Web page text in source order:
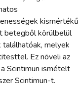
kismértékű
betegből körülbelül
melyek
Ez növeli az
Scintimun ismételt
Scintimun-t.